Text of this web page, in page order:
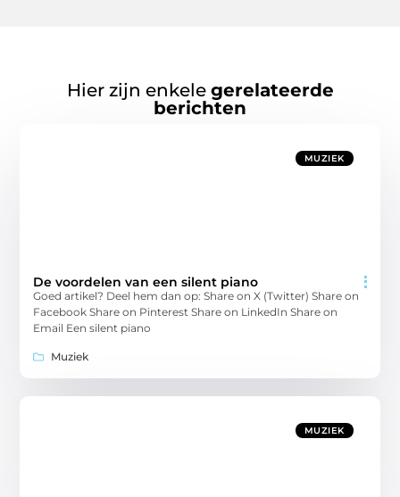
Hier zijn enkele gerelateerde
berichten
MUZIEK
De voordelen van een silent piano
Goed artikel? Deel hem dan op: Share on X (Twitter) Share on
Facebook Share on Pinterest Share on LinkedIn Share on
Email Een silent piano
Muziek
MUZIEK